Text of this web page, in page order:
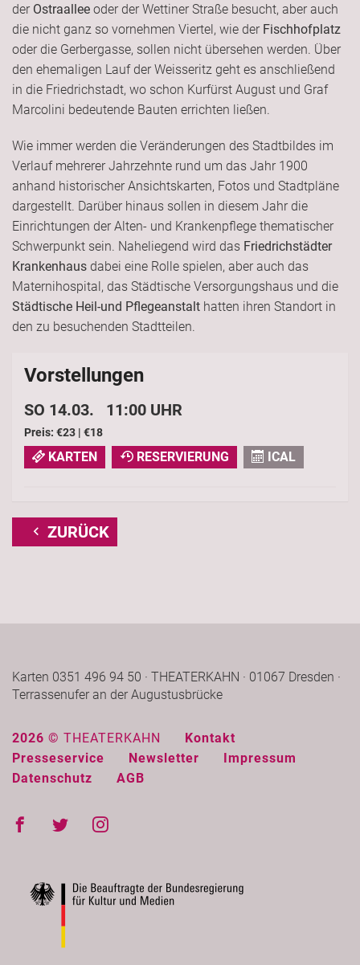
der Ostraallee oder der Wettiner Straße besucht, aber auch
die nicht ganz so vornehmen Viertel, wie der Fischhofplatz
oder die Gerbergasse, sollen nicht übersehen werden. Über
den ehemaligen Lauf der Weisseritz geht es anschließend
in die Friedrichstadt, wo schon Kurfürst August und Graf
Marcolini bedeutende Bauten errichten ließen.
Wie immer werden die Veränderungen des Stadtbildes im
Verlauf mehrerer Jahrzehnte rund um das Jahr 1900
anhand historischer Ansichtskarten, Fotos und Stadtpläne
dargestellt. Darüber hinaus sollen in diesem Jahr die
Einrichtungen der Alten- und Krankenpflege thematischer
Schwerpunkt sein. Naheliegend wird das Friedrichstädter
Krankenhaus dabei eine Rolle spielen, aber auch das
Maternihospital, das Städtische Versorgungshaus und die
Städtische Heil-und Pflegeanstalt hatten ihren Standort in
den zu besuchenden Stadtteilen.
Vorstellungen
SO 14.03. 11:00 UHR
Preis: €23 | €18
KARTEN RESERVIERUNG ICAL
ZURÜCK
Karten 0351 496 94 50 · THEATERKAHN · 01067 Dresden ·
Terrassenufer an der Augustusbrücke
2026 © THEATERKAHN
Kontakt
Presseservice
Newsletter
Impressum
Datenschutz
AGB